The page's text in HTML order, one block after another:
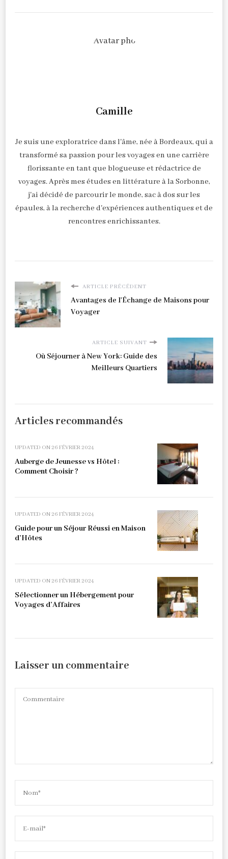
Camille
Je suis une exploratrice dans l'âme, née à Bordeaux, qui a
transformé sa passion pour les voyages en une carrière
florissante en tant que blogueuse et rédactrice de
voyages. Après mes études en littérature à la Sorbonne,
j'ai décidé de parcourir le monde, sac à dos sur les
épaules, à la recherche d'expériences authentiques et de
rencontres enrichissantes.
ARTICLE PRÉCÉDENT
Avantages de l'Échange de Maisons pour
Voyager
ARTICLE SUIVANT
Où Séjourner à New York: Guide des
Meilleurs Quartiers
Articles recommandés
UPDATED ON26 FÉVRIER 2024
Auberge de Jeunesse vs Hôtel :
Comment Choisir ?
UPDATED ON26 FÉVRIER 2024
Guide pour un Séjour Réussi en Maison
d’Hôtes
UPDATED ON26 FÉVRIER 2024
Sélectionner un Hébergement pour
Voyages d’Affaires
Laisser un commentaire